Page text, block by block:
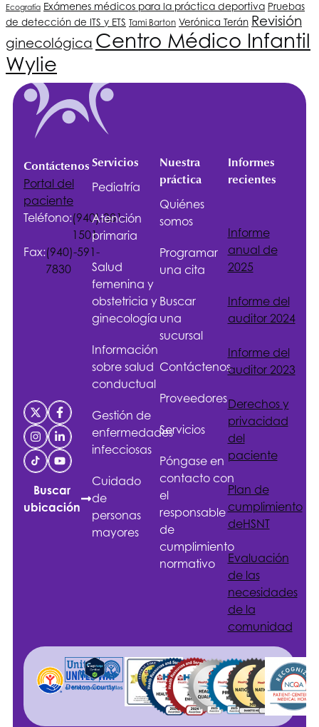
Ecografía Exámenes médicos para la práctica deportiva Pruebas
de detección de ITS y ETS Tami Barton Verónica Terán Revisión
ginecológica Centro Médico Infantil
Wylie
Contáctenos
Portal del
paciente
Teléfono:(940)-381-
1501
Fax:(940)-591-
7830
Buscar
ubicación
Servicios
Pediatría
Atención
primaria
Salud
femenina y
obstetricia y
ginecología
Información
sobre salud
conductual
Gestión de
enfermedades
infecciosas
Cuidado
de
personas
mayores
Nuestra
práctica
Quiénes
somos
Programar
una cita
Buscar
una
sucursal
Contáctenos
Proveedores
Servicios
Póngase en
contacto con
el
responsable
de
cumplimiento
normativo
Informes
recientes
Informe
anual de
2025
Informe del
auditor 2024
Informe del
auditor 2023
Derechos y
privacidad
del
paciente
Plan de
cumplimiento
deHSNT
Evaluación
de las
necesidades
de la
comunidad